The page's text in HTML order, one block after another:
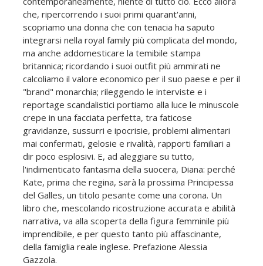
che, ripercorrendo i suoi primi quarant'anni,
scopriamo una donna che con tenacia ha saputo
integrarsi nella royal family più complicata del mondo,
ma anche addomesticare la temibile stampa
britannica; ricordando i suoi outfit più ammirati ne
calcoliamo il valore economico per il suo paese e per il
"brand" monarchia; rileggendo le interviste e i
reportage scandalistici portiamo alla luce le minuscole
crepe in una facciata perfetta, tra faticose
gravidanze, sussurri e ipocrisie, problemi alimentari
mai confermati, gelosie e rivalità, rapporti familiari a
dir poco esplosivi. E, ad aleggiare su tutto,
l'indimenticato fantasma della suocera, Diana: perché
Kate, prima che regina, sarà la prossima Principessa
del Galles, un titolo pesante come una corona. Un
libro che, mescolando ricostruzione accurata e abilità
narrativa, va alla scoperta della figura femminile più
imprendibile, e per questo tanto più affascinante,
della famiglia reale inglese. Prefazione Alessia
Gazzola.